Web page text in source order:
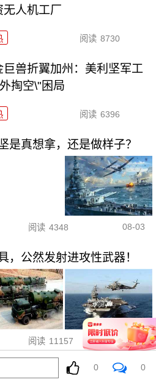
人机工厂
阅读 8730
巨兽折翼加州：美利坚军工
掏空\"困局
阅读 6396
是真想拿，还是做样子？
阅读 4348 08-03
，公然发射进攻性武器！
阅读 11157 08-03
波斯还不够，特朗普又生毒
0 0